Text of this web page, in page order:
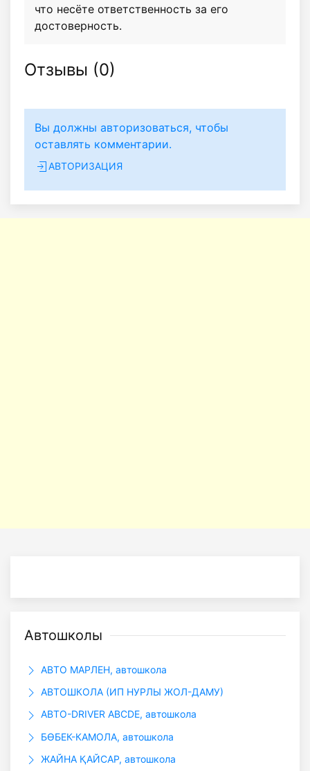
что несёте ответственность за его
достоверность.
Отзывы (0)
Вы должны авторизоваться, чтобы
оставлять комментарии.
АВТОРИЗАЦИЯ
Автошколы
АВТО МАРЛЕН, автошкола
АВТОШКОЛА (ИП НУРЛЫ ЖОЛ-ДАМУ)
АВТО-DRIVER ABCDE, автошкола
БӨБЕК-КАМОЛА, автошкола
ЖАЙНА ҚАЙСАР, автошкола